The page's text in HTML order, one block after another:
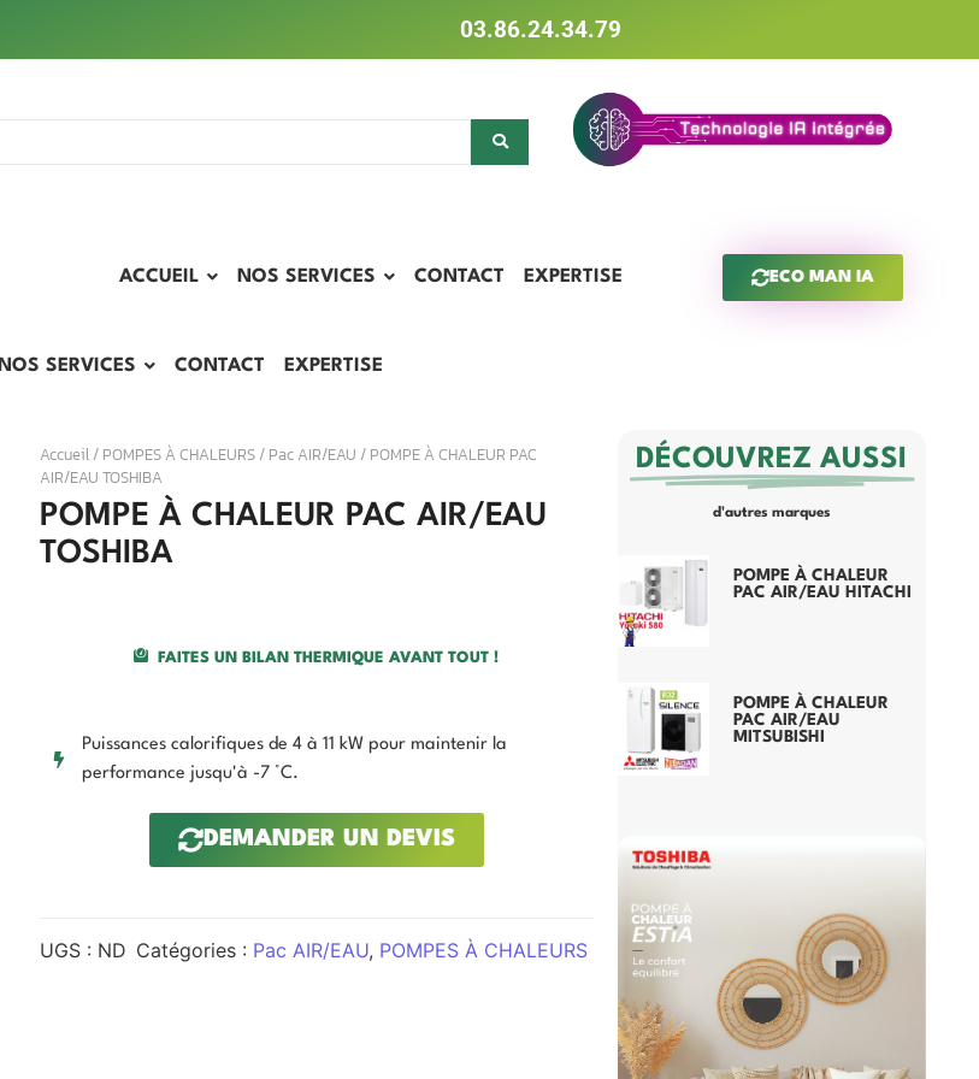
03.86.24.34.79
ACCUEIL NOS SERVICES CONTACT EXPERTISE ECO MAN IA
NOS SERVICES CONTACT EXPERTISE
Accueil/ POMPES À CHALEURS/ Pac AIR/EAU / POMPE À CHALEUR PAC
AIR/EAU TOSHIBA
POMPE À CHALEUR PAC AIR/EAU
TOSHIBA
FAITES UN BILAN THERMIQUE AVANT TOUT !
Puissances calorifiques de 4 à 11 kW pour maintenir la
performance jusqu'à -7 °C.
DEMANDER UN DEVIS
UGS : ND Catégories : Pac AIR/EAU, POMPES À CHALEURS
DÉCOUVREZ AUSSI
d'autres marques
POMPE À CHALEUR
PAC AIR/EAU HITACHI
POMPE À CHALEUR
PAC AIR/EAU
MITSUBISHI